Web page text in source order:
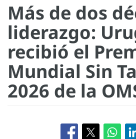
Más de dos
liderazgo:
recibió el
Mundial Sin
2026 de la